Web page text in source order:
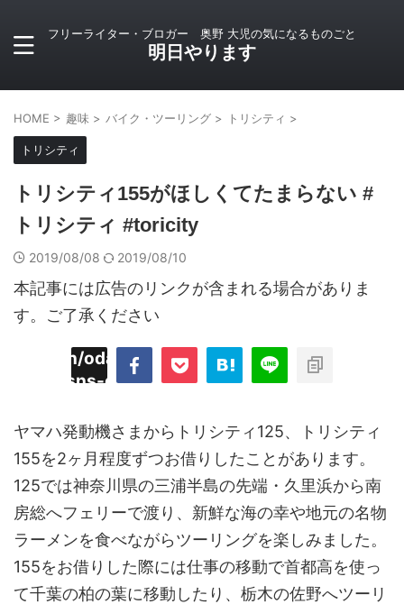
フリーライター・ブロガー 奥野 大児の気になるものごと
明日やります
HOME > 趣味 > バイク・ツーリング > トリシティ >
トリシティ
トリシティ155がほしくてたまらない #
トリシティ #toricity
2019/08/08 2019/08/10
本記事には広告のリンクが含まれる場合がありま
す。ご了承ください
odaiji.com/public_html/blog/wp-
sns-count-cache/sns-count-
ヤマハ発動機さまからトリシティ125、トリシティ
155を2ヶ月程度ずつお借りしたことがあります。
125では神奈川県の三浦半島の先端・久里浜から南
房総へフェリーで渡り、新鮮な海の幸や地元の名物
ラーメンを食べながらツーリングを楽しみました。
155をお借りした際には仕事の移動で首都高を使っ
て千葉の柏の葉に移動したり、栃木の佐野へツーリ